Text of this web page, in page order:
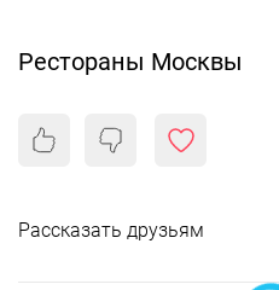
Рестораны Москвы
Рассказать друзьям